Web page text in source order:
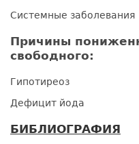
Системные заболевания
Причины
свободного:
Гипотиреоз
Дефицит йода
БИБЛИОГРАФИЯ